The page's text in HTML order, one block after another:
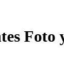
Foto